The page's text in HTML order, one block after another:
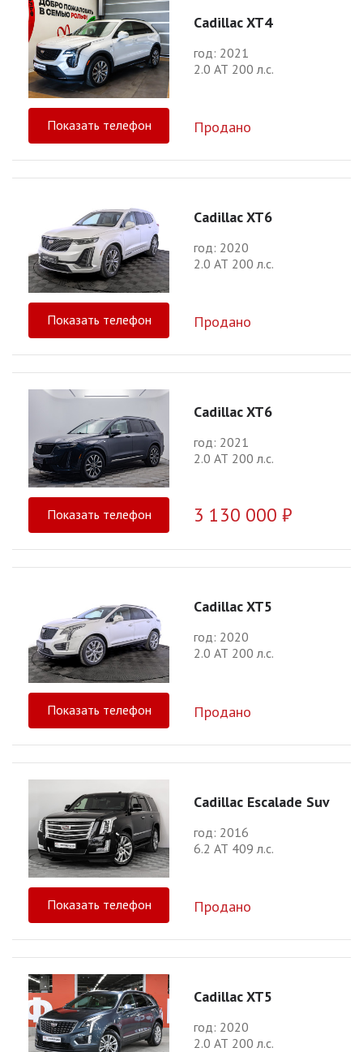
Cadillac XT4
год: 2021
2.0 АТ 200 л.с.
Показать телефон Продано
Cadillac XT6
год: 2020
2.0 АТ 200 л.с.
Показать телефон Продано
Cadillac XT6
год: 2021
2.0 АТ 200 л.с.
Показать телефон 3 130 000 ₽
Cadillac XT5
год: 2020
2.0 АТ 200 л.с.
Показать телефон Продано
Cadillac Escalade Suv
год: 2016
6.2 АТ 409 л.с.
Показать телефон Продано
Cadillac XT5
год: 2020
2.0 АТ 200 л.с.